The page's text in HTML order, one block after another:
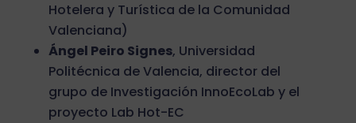
Hotelera y Turística de la Comunidad
Valenciana)
Ángel Peiro Signes, Universidad
Politécnica de Valencia, director del
grupo de Investigación InnoEcoLab y el
proyecto Lab Hot-EC